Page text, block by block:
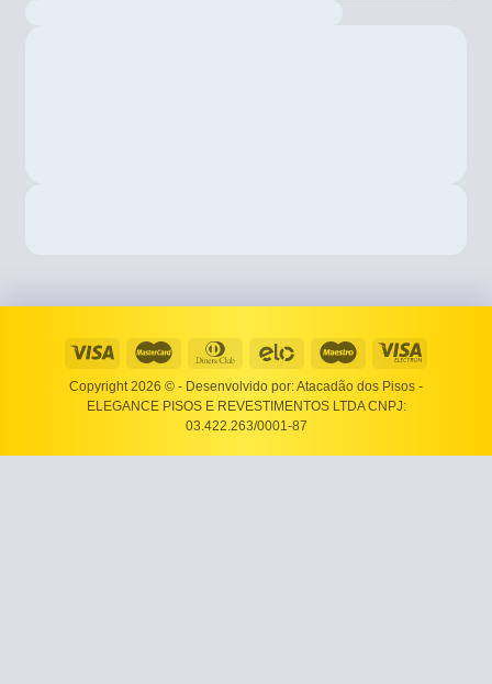
Copyright 2026 © - Desenvolvido por: Atacadão dos Pisos -
ELEGANCE PISOS E REVESTIMENTOS LTDA CNPJ:
03.422.263/0001-87